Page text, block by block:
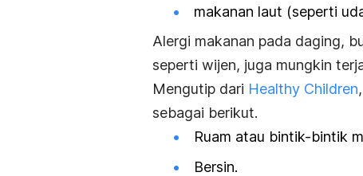
makanan laut (seperti
Alergi makanan pada daging,
seperti wijen, juga mungkin
Mengutip dari Healthy Children
sebagai berikut.
Ruam atau bintik-bintik
Bersin.